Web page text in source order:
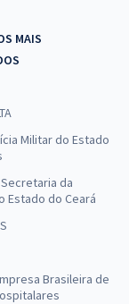
MAIS
Militar do Estado
Secretaria da
Estado do Ceará
Brasileira de